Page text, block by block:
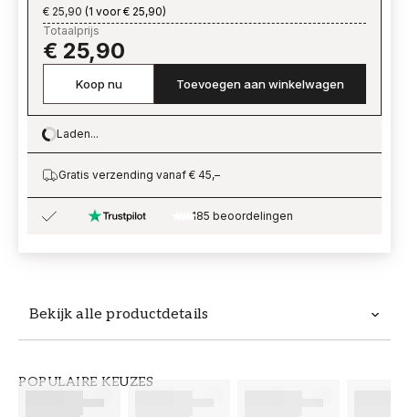
Bekijk alle productdetails
POPULAIRE KEUZES
€ 25,90 (1 voor € 25,90)
Totaalprijs
€ 25,90
Koop nu Toevoegen aan winkelwagen
Loading…
Laden...
Gratis verzending vanaf € 45,–
185 beoordelingen